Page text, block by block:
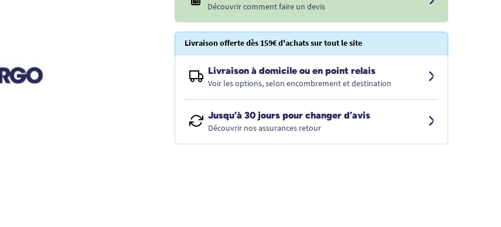
Découvrir comment faire un devis
Livraison offerte dès 159€ d'achats sur tout le site
Livraison à domicile ou en point relais
Voir les options, selon encombrement et destination
Jusqu’à 30 jours pour changer d’avis
Découvrir nos assurances retour